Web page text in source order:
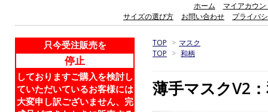
ホーム
マイアカウン
サイズの選び方
お問い合わせ プライバ
TOP > マスク
TOP > 和柄
薄手マスクV2
只今受注販売を
停止
しておりますご購入を検討し
ていただいているお客様には
大変申し訳ございません、完